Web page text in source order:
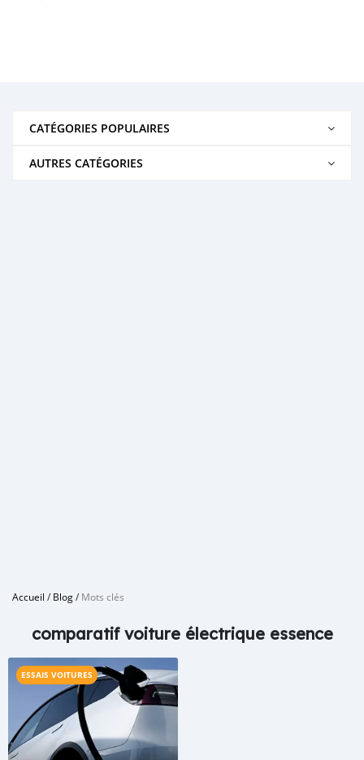
CATÉGORIES POPULAIRES
AUTRES CATÉGORIES
Accueil /Blog/Mots clés
comparatif voiture électrique essence
ESSAIS VOITURES